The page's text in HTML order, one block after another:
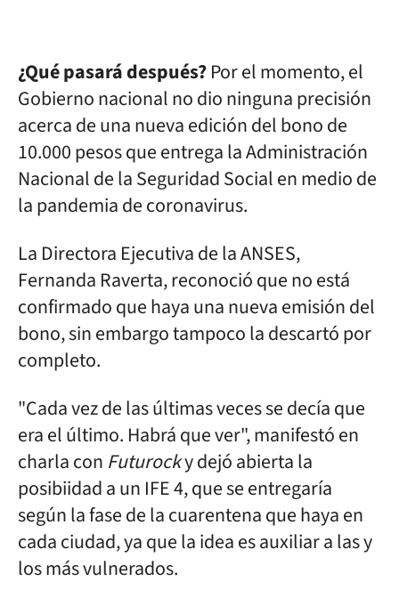
¿Qué pasará después?Por el momento, el
Gobierno nacional no dio ninguna precisión
acerca de una nueva edición del bono de
10.000 pesos que entrega la Administración
Nacional de la Seguridad Social en medio de
la pandemia de coronavirus.
La Directora Ejecutiva de la ANSES,
Fernanda Raverta, reconoció que no está
confirmado que haya una nueva emisión del
bono, sin embargo tampoco la descartó por
completo.
"Cada vez de las últimas veces se decía que
era el último. Habrá que ver", manifestó en
charla con Futurocky dejó abierta la
posibiidad a un IFE 4, que se entregaría
según la fase de la cuarentena que haya en
cada ciudad, ya que la idea es auxiliar a las y
los más vulnerados.